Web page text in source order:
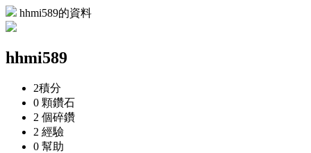
hhmi589的資料
hhmi589
2積分
0 顆鑽石
2 個碎鑽
2 經驗
0 幫助